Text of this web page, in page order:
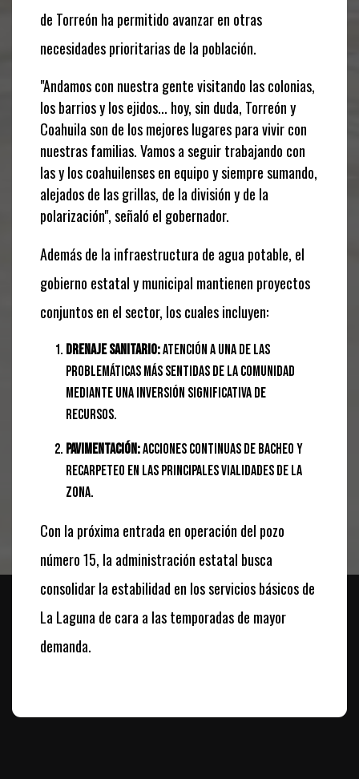
de Torreón ha permitido avanzar en otras
necesidades prioritarias de la población.
"Andamos con nuestra gente visitando las colonias,
los barrios y los ejidos... hoy, sin duda, Torreón y
Coahuila son de los mejores lugares para vivir con
nuestras familias. Vamos a seguir trabajando con
las y los coahuilenses en equipo y siempre sumando,
alejados de las grillas, de la división y de la
polarización", señaló el gobernador.
Además de la infraestructura de agua potable, el
gobierno estatal y municipal mantienen proyectos
conjuntos en el sector, los cuales incluyen:
Drenaje sanitario:Atención a una de las
problemáticas más sentidas de la comunidad
mediante una inversión significativa de
recursos.
Pavimentación:Acciones continuas de bacheo y
recarpeteo en las principales vialidades de la
zona.
Con la próxima entrada en operación del pozo
número 15, la administración estatal busca
consolidar la estabilidad en los servicios básicos de
La Laguna de cara a las temporadas de mayor
demanda.